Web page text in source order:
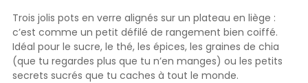
Trois jolis pots en verre alignés sur un plateau en liège :
c’est comme un petit défilé de rangement bien coiffé.
Idéal pour le sucre, le thé, les épices, les graines de chia
(que tu regardes plus que tu n’en manges) ou les petits
secrets sucrés que tu caches à tout le monde.